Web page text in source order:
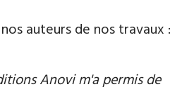
auteurs de nos travaux :
Anovi m'a permis de